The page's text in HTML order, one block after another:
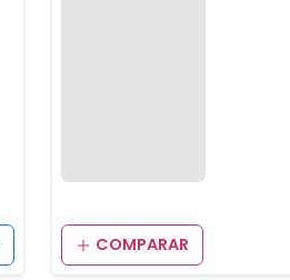
COMPARAR